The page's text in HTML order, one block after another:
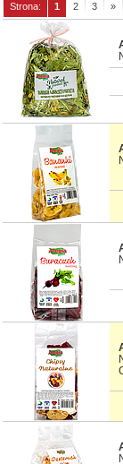
Strona: 1 2 3 »